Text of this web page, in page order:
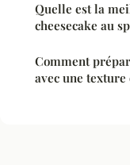
Quelle est la
cheesecake au
Comment
avec une texture